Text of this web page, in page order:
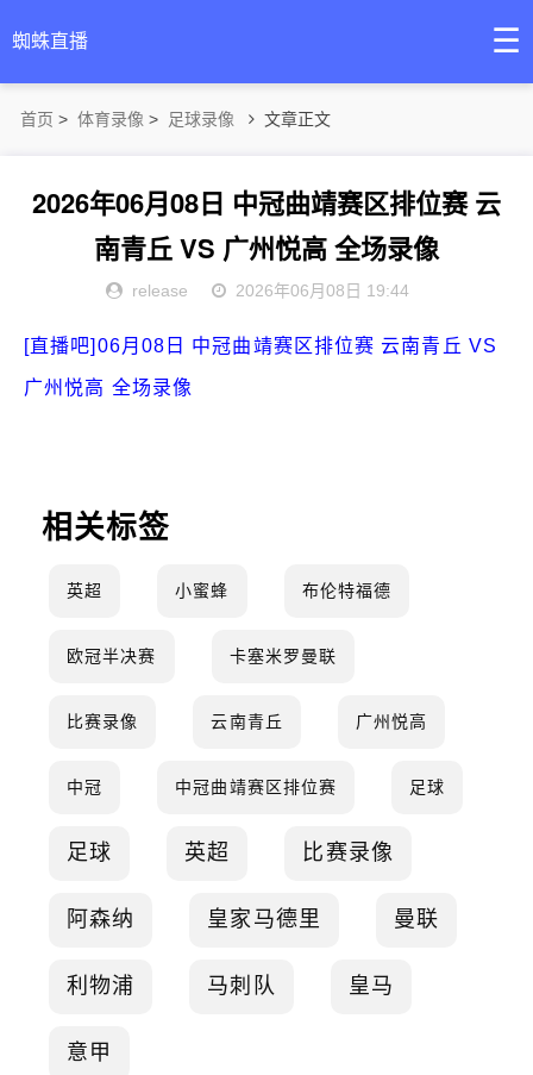
蜘蛛直播 ☰
首页 > 体育录像 > 足球录像 文章正文
2026年06月08日 中冠曲靖赛区排位赛 云
南青丘 VS 广州悦高 全场录像
release 2026年06月08日 19:44
[直播吧]06月08日 中冠曲靖赛区排位赛 云南青丘 VS
广州悦高 全场录像
相关标签
英超 小蜜蜂 布伦特福德
欧冠半决赛 卡塞米罗曼联
比赛录像 云南青丘 广州悦高
中冠 中冠曲靖赛区排位赛 足球
足球 英超 比赛录像
阿森纳 皇家马德里 曼联
利物浦 马刺队 皇马
意甲